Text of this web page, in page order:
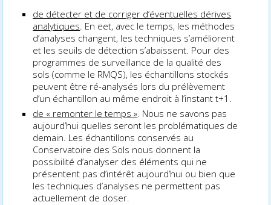
de détecter et de corriger d’éventuelles dérives
analytiques. En effet, avec le temps, les méthodes
d’analyses changent, les techniques s’améliorent
et les seuils de détection s’abaissent. Pour des
programmes de surveillance de la qualité des
sols (comme le RMQS), les échantillons stockés
peuvent être ré-analysés lors du prélèvement
d’un échantillon au même endroit à l’instant t+1.
de « remonter le temps ». Nous ne savons pas
aujourd’hui quelles seront les problématiques de
demain. Les échantillons conservés au
Conservatoire des Sols nous donnent la
possibilité d’analyser des éléments qui ne
présentent pas d’intérêt aujourd’hui ou bien que
les techniques d’analyses ne permettent pas
actuellement de doser.